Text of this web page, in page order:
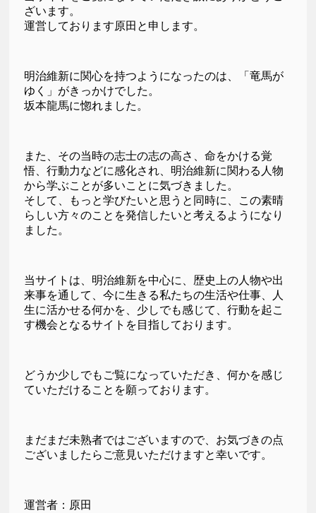
ざいます。
運営しております原田と申します。
明治維新に関心を持つようになったのは、「竜馬が
ゆく」がきっかけでした。
坂本龍馬に惚れました。
また、その当時の志士の志の高さ、命をかける覚
悟、行動力などに感化され、明治維新に関わる人物
から学ぶことが多いことに気づきました。
そして、もっと学びたいと思うと同時に、この素晴
らしい方々のことを発信したいと考えるようになり
ました。
当サイトは、明治維新を中心に、歴史上の人物や出
来事を通して、今に生きる私たちの生活や仕事、人
生に活かせる何かを、少しでも感じて、行動を起こ
す機会となるサイトを目指しております。
どうか少しでもご覧になっていただき、何かを感じ
ていただけることを願っております。
まだまだ未熟者ではございますので、お気づきの点
ございましたらご意見いただけますと幸いです。
運営者：原田